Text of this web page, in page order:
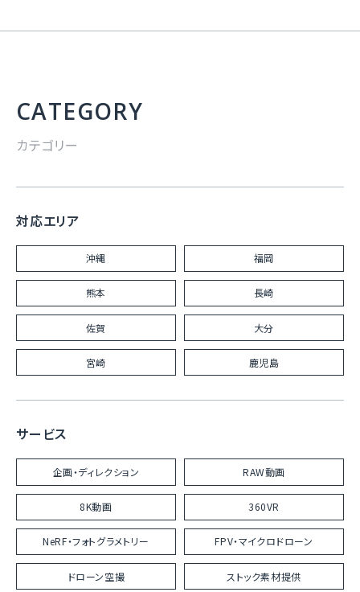
CATEGORY
カテゴリー
対応エリア
沖縄 福岡
熊本 長崎
佐賀 大分
宮崎 鹿児島
サービス
企画・ディレクション RAW動画
8K動画 360VR
NeRF・フォトグラメトリー FPV・マイクロドローン
ドローン空撮 ストック素材提供